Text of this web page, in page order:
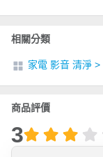
相關分類
家電 影音 清淨 >
商品評價
3